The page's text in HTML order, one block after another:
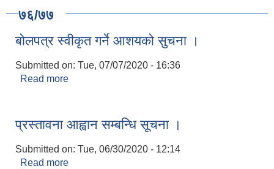
७६/७७
बोलपत्र स्वीकृत गर्ने आशयको सुचना ।
Submitted on: Tue, 07/07/2020 - 16:36
Read more
प्रस्तावना आह्वान सम्बन्धि सूचना ।
Submitted on: Tue, 06/30/2020 - 12:14
Read more